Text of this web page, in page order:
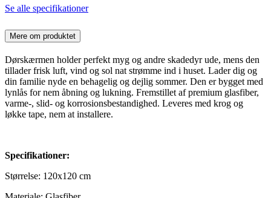
Se alle specifikationer
Mere om produktet
Dørskærmen holder perfekt myg og andre skadedyr ude, mens den
tillader frisk luft, vind og sol nat strømme ind i huset. Lader dig og
din familie nyde en behagelig og dejlig sommer. Den er bygget med
lynlås for nem åbning og lukning. Fremstillet af premium glasfiber,
varme-, slid- og korrosionsbestandighed. Leveres med krog og
løkke tape, nem at installere.
Specifikationer:
Størrelse: 120x120 cm